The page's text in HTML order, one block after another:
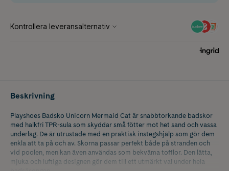
Beskrivning
Playshoes Badsko Unicorn Mermaid Cat är snabbtorkande badskor
med halkfri TPR-sula som skyddar små fötter mot het sand och vassa
underlag. De är utrustade med en praktisk instegshjälp som gör dem
enkla att ta på och av. Skorna passar perfekt både på stranden och
vid poolen, men kan även användas som bekväma tofflor. Den lätta,
mjuka och luftiga designen gör dem till ett utmärkt val under hela